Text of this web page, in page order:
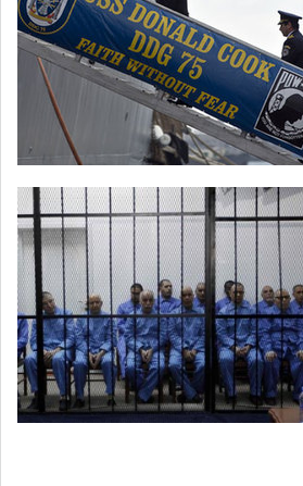
美军导弹驱逐舰抵达黑海旨在威慑俄罗斯